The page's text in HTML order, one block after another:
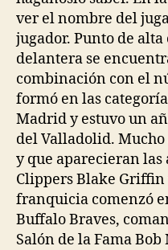
ver el nombre del
jugador. Punto de
delantera se
combinación con el
formó en las
Madrid y estuvo un
del Valladolid. Mucho
y que aparecieran las
Clippers Blake Griffin
franquicia comenzó
Buffalo Braves,
Salón de la Fama Bob